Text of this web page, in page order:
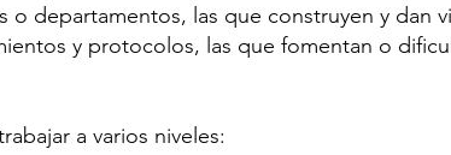
o departamentos, las que construyen y dan
y protocolos, las que fomentan o
a varios niveles: